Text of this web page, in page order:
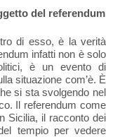
del referendum
di esso, è la verità
infatti non è solo
è un evento di
situazione com’è. È
si sta svolgendo nel
Il referendum come
Sicilia, il racconto dei
tempio per vedere